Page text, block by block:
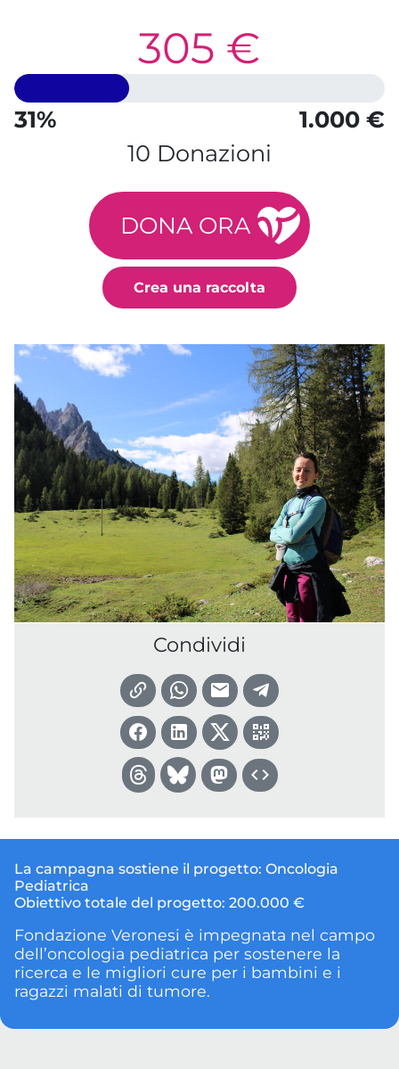
305 €
31%
1.000 €
10 Donazioni
DONA ORA
Crea una raccolta
Condividi
La campagna sostiene il progetto: Oncologia
Pediatrica
Obiettivo totale del progetto: 200.000 €
Fondazione Veronesi è impegnata nel campo
dell’oncologia pediatrica per sostenere la
ricerca e le migliori cure per i bambini e i
ragazzi malati di tumore.